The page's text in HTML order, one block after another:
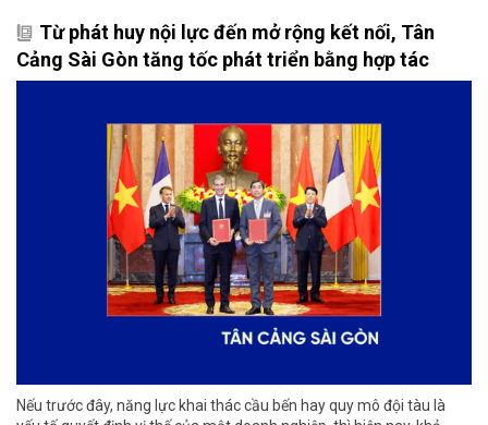
Từ phát huy nội lực đến mở rộng kết nối, Tân
Cảng Sài Gòn tăng tốc phát triển bằng hợp tác
Nếu trước đây, năng lực khai thác cầu bến hay quy mô đội tàu là